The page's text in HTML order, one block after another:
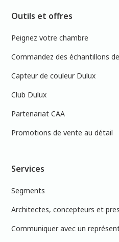
Outils et offres
Peignez votre chambre
Commandez des échantillons
Capteur de couleur Dulux
Club Dulux
Partenariat CAA
Promotions de vente au détail
Services
Segments
Architectes, concepteurs et
Communiquer avec un